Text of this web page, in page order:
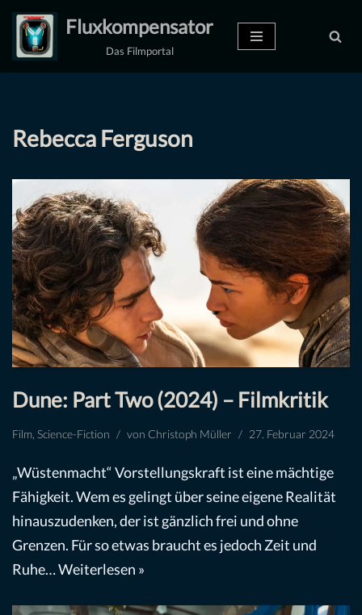
Zum
Inhalt
Fluxkompensator
Das Filmportal
Rebecca Ferguson
Dune: Part Two (2024) – Filmkritik
Film Science-Fiction von Christoph Müller 27. Februar 2024
„Wüstenmacht“ Vorstellungskraft ist eine mächtige
Fähigkeit. Wem es gelingt über seine eigene Realität
hinauszudenken, der ist gänzlich frei und ohne
Grenzen. Für so etwas braucht es jedoch Zeit und
Ruhe…Weiterlesen »